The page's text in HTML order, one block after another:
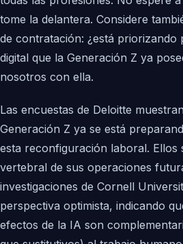
tome la delantera. Considere
de contratación: ¿está priorizando
digital que la Generación Z ya
nosotros con ella.
Las encuestas de Deloitte
Generación Z ya se está
esta reconfiguración laboral. Ellos
vertebral de sus operaciones
investigaciones de Cornell
perspectiva optimista, indicando
efectos de la IA son